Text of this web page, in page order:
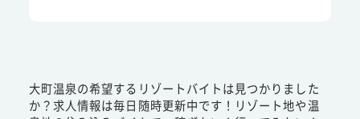
大町温泉の希望するリゾートバイトは見つかりました
か？求人情報は毎日随時更新中です！リゾート地や温